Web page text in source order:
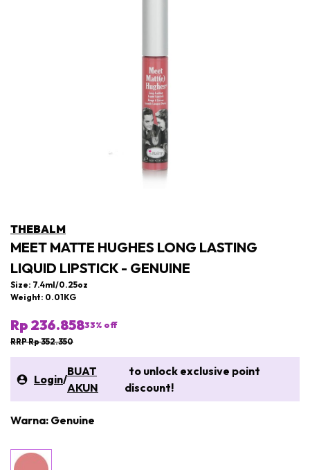
THEBALM
MEET MATTE HUGHES LONG LASTING
LIQUID LIPSTICK - GENUINE
Size: 7.4ml/0.25oz
Weight: 0.01KG
Rp 236.85833% off
RRP Rp 352.350
Login/
BUAT
AKUN
to unlock exclusive point
discount!
Warna: Genuine